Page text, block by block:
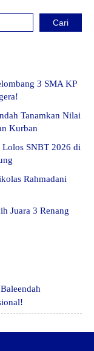
Cari
3 SMA KP
Tanamkan Nilai
Kurban
Lolos SNBT 2026 di
Rahmadani
Juara 3 Renang